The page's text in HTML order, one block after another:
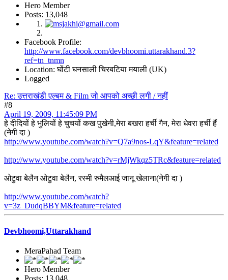
Hero Member
Posts: 13,048
Facebook Profile:
http://www.facebook.com/devbhoomi.uttarakhand.3?
ref=tn_tnmn
Location: घोंटी घनसाली चिरबटिया मयाली (UK)
Logged
Re: उत्तराखंडी एल्बम & Film जो आपको अच्छी लगी / नहीं
#8
April 19, 2009, 11:45:09 PM
हे दीदियों हे भुलियों हे चुचयों कख पुखेनी,मेरा बखरा हर्ची गैन, मेरा धेवरा हर्ची हैं
(नेगी दा )
http://www.youtube.com/watch?v=Q7a9nos-LqY&feature=related
http://www.youtube.com/watch?v=rMjWkqz5TRc&feature=related
ओटुवा बेलैन ओटुवा बेलैन, रस्मी रुमैलआई जानू खेलाना(नेगी दा )
http://www.youtube.com/watch?
v=3z_DudqBBYM&feature=related
Devbhoomi,Uttarakhand
MeraPahad Team
Hero Member
Posts: 13,048